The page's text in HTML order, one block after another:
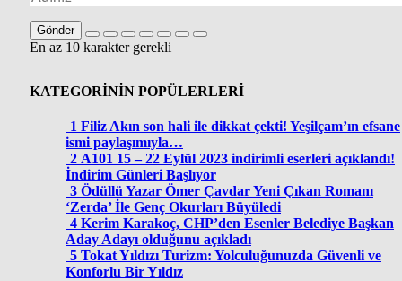
Gönder
En az 10 karakter gerekli
KATEGORİNİN POPÜLERLERİ
1 Filiz Akın son hali ile dikkat çekti! Yeşilçam’ın efsane
ismi paylaşımıyla…
2 A101 15 – 22 Eylül 2023 indirimli eserleri açıklandı!
İndirim Günleri Başlıyor
3 Ödüllü Yazar Ömer Çavdar Yeni Çıkan Romanı
‘Zerda’ İle Genç Okurları Büyüledi
4 Kerim Karakoç, CHP’den Esenler Belediye Başkan
Aday Adayı olduğunu açıkladı
5 Tokat Yıldızı Turizm: Yolculuğunuzda Güvenli ve
Konforlu Bir Yıldız